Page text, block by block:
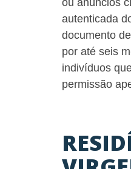
ou anúncios
autenticada
documento
por até seis
indivíduos
permissão